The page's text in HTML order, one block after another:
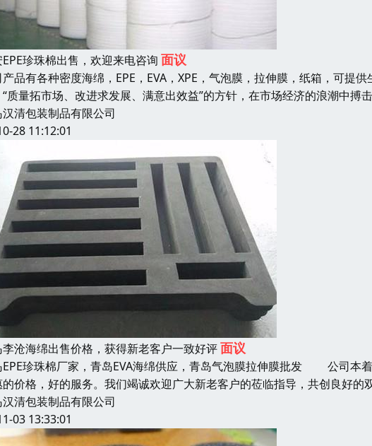
珍珠棉出售，欢迎来电咨询 面议
品有各种密度海绵，EPE，EVA，XPE，气泡膜，拉伸膜，纸箱，可提
质量拓市场、改进求发展、满意出效益”的方针，在市场经济的浪潮中搏
清包装制品有限公司
28 11:12:01
沧海绵出售价格，获得新老客户一致好评面议
EPE珍珠棉厂家，青岛EVA海绵供应，青岛气泡膜拉伸膜批发 公司本
价格，好的服务。我们竭诚欢迎广大新老客户的莅临指导，共创良好的
清包装制品有限公司
03 13:33:01